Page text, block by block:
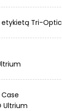
etykietą Tri-Optic
Ultrium